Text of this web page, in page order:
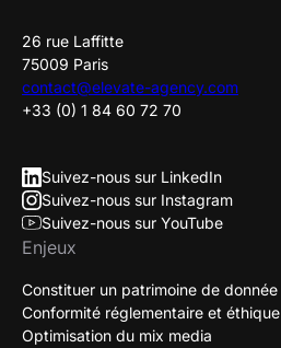
26 rue Laffitte
75009 Paris
contact@elevate-agency.com
+33 (0) 1 84 60 72 70
Suivez-nous sur LinkedIn
Suivez-nous sur Instagram
Suivez-nous sur YouTube
Enjeux
Constituer un patrimoine de donnée
Conformité réglementaire et éthique
Optimisation du mix media